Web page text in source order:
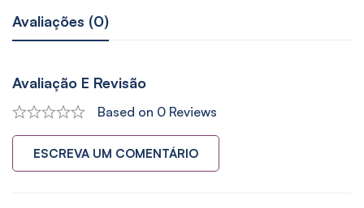
Avaliações (0)
Avaliação E Revisão
Based on 0 Reviews
ESCREVA UM COMENTÁRIO